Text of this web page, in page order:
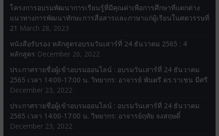
โครงการอบรมพัฒนาการเรียนรู้ที่มีคุณค่าเพื่อการศึกษาที่แตกต่าง
แนวทางการพัฒนาทักษะการสื่อสารและภาษาแก่ผู้เรียนในศตวรรษที่
21 March 28, 2023
หนังสือรับรอง หลักสูตรอบรมวันเสาร์ที่ 24 ธันวาคม 2565 : 4
หลักสูตร December 26, 2022
ประกาศรายชื่อผู้เข้าอบรมออนไลน์ : อบรมวันเสาร์ที่ 24 ธันวาคม
2565 เวลา 14:00-17:00 น. วิทยากร: อาจารย์ พันตรี ดร.ราเชน มีศรี
December 23, 2022
ประกาศรายชื่อผู้เข้าอบรมออนไลน์ : อบรมวันเสาร์ที่ 24 ธันวาคม
2565 เวลา 14:00-17:00 น. วิทยากร: อาจารย์ฤทัย จงสฤษดิ์
December 23, 2022